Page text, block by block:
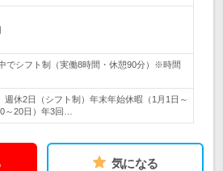
でシフト制（実働8時間・休憩90分）※時間
週休2日（シフト制）年末年始休暇（1月1日～
～20日）年3回…
気になる